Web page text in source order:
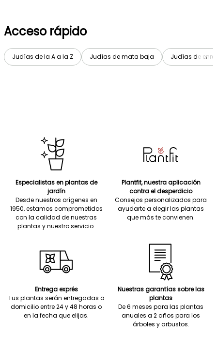
Acceso rápido
Judías de la A a la Z Judías de mata baja Judías de →
Especialistas en plantas de
jardín
Desde nuestros orígenes en
1950, estamos comprometidos
con la calidad de nuestras
plantas y nuestro servicio.
Plantfit, nuestra aplicación
contra el desperdicio
Consejos personalizados para
ayudarte a elegir las plantas
que más te convienen.
Entrega exprés
Tus plantas serán entregadas a
domicilio entre 24 y 48 horas o
en la fecha que elijas.
Nuestras garantías sobre las
plantas
De 6 meses para las plantas
anuales a 2 años para los
árboles y arbustos.